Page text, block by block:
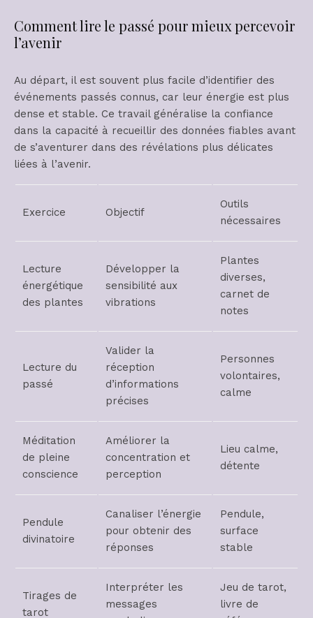
Comment lire le passé pour mieux percevoir
l’avenir
Au départ, il est souvent plus facile d’identifier des
événements passés connus, car leur énergie est plus
dense et stable. Ce travail généralise la confiance
dans la capacité à recueillir des données fiables avant
de s’aventurer dans des révélations plus délicates
liées à l’avenir.
Exercice Objectif
Outils
nécessaires
Lecture
énergétique
des plantes
Développer la
sensibilité aux
vibrations
Plantes
diverses,
carnet de
notes
Lecture du
passé
Valider la
réception
d’informations
précises
Personnes
volontaires,
calme
Méditation
de pleine
conscience
Améliorer la
concentration et
perception
Lieu calme,
détente
Pendule
divinatoire
Canaliser l’énergie
pour obtenir des
réponses
Pendule,
surface
stable
Tirages de
tarot
Interpréter les
messages
Jeu de tarot,
livre de